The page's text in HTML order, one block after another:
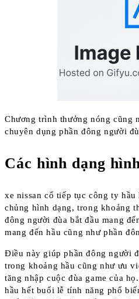
Chương trình thưởng nóng cũng
chuyên dụng phần đông người
Các hình dạng
xe nissan cổ tiếp tục công ty
chủng hình dạng, trong khoảng
đông người đùa bắt đầu mang
mang đến hầu cũng như phần
Điều này giúp phần đông người
trong khoảng hầu cũng như ưu
tăng nhập cuộc đùa game của
hầu hết buổi lễ tính năng phổ